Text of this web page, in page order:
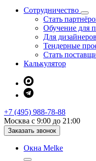
Сотрудничество
Стать
Обучение для
Для
Тендерные
Стать
Калькулятор
+7 (495) 988-78-88
Москва с 9:00 до 21:00
Заказать звонок
Окна Melke